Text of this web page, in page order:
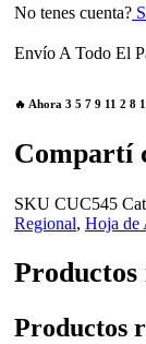
No tenes cuenta?
Envío A Todo El
🔥 Ahora 3 5 7 9 11 2 8
Compartí
SKU CUC545
Regional, Hoja de
Productos
Productos